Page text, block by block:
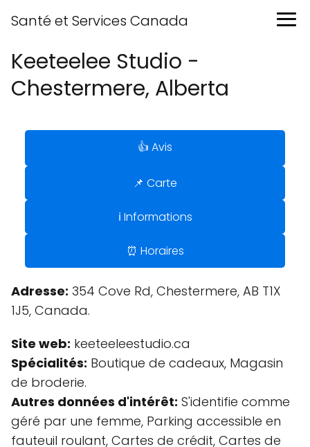
Santé et Services Canada
Keeteelee Studio -
Chestermere, Alberta
👍 Avis
📌 Carte
ℹ️ Informations
⏰ Horaires
Adresse: 354 Cove Rd, Chestermere, AB T1X
1J5, Canada.
Site web: keeteeleestudio.ca
Spécialités: Boutique de cadeaux, Magasin
de broderie.
Autres données d'intérêt: S'identifie comme
géré par une femme, Parking accessible en
fauteuil roulant, Cartes de crédit, Cartes de